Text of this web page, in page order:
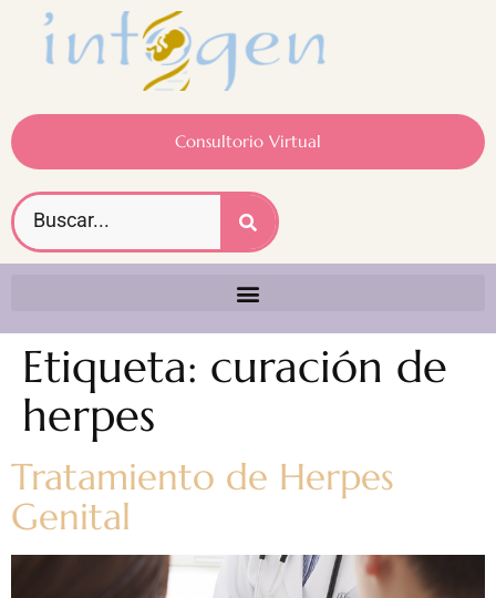
Consultorio Virtual
Etiqueta: curación de
herpes
Tratamiento de Herpes
Genital